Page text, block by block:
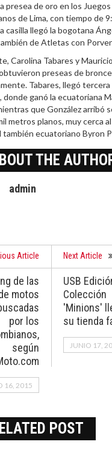
presea de oro en los Juegos
de Lima, con tiempo de
casilla llegó la bogotana
de Atletas con
Carolina Tabares y Mauricio
preseas de
Tabares, llegó tercera
donde ganó la ecuatoriana
que González arribó
metros planos, muy cerca al
también ecuatoriano Byron
THE
admin
Article
de las
motos
por los
según
16, 2015
Next Article
USB
Colección
'Minions'
su tienda
JUNIO 17,
POST